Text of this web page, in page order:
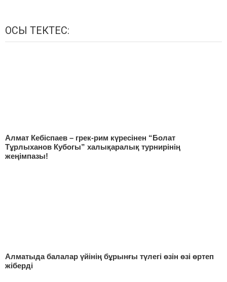
ОСЫ ТЕКТЕС:
Алмат Кебіспаев – грек-рим күресінен “Болат
Тұрлыxанов Кубогы” xалықаралық турнирінің
жеңімпазы!
Алматыда балалар үйінің бұрынғы түлегі өзін өзі өртеп
жіберді